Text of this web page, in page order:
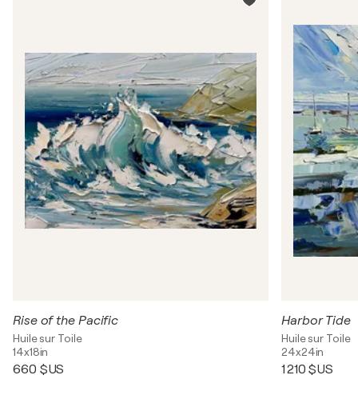
Rise of the Pacific
Huile sur Toile
14x18in
660 $US
Harbor Tide
Huile sur Toile
24x24in
1 210 $US